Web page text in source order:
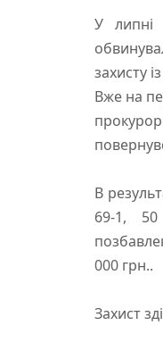
У липні
захисту
Вже на
В
69-1, 50
000 грн..
Захист